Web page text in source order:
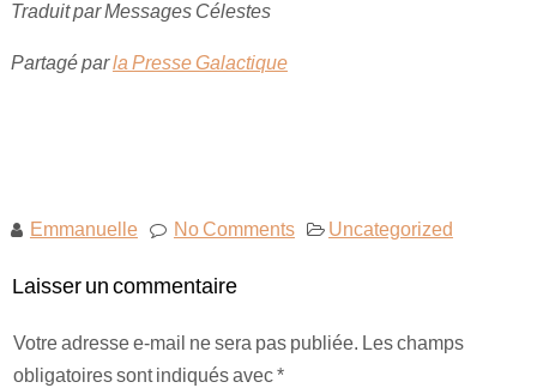
Traduit par Messages Célestes
Partagé parla Presse Galactique
Emmanuelle No Comments Uncategorized
Laisser un commentaire
Votre adresse e-mail ne sera pas publiée. Les champs
obligatoires sont indiqués avec*